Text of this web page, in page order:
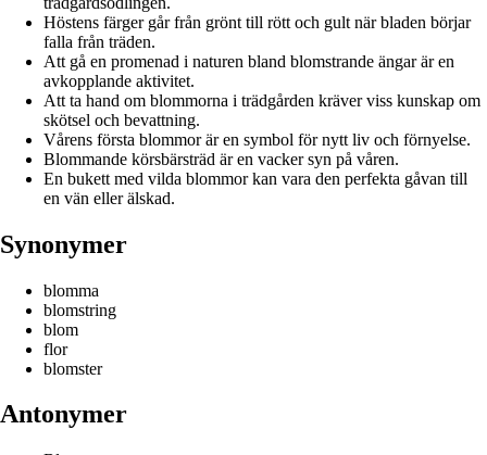
Höstens färger går från grönt till rött och gult när bladen börjar
falla från träden.
Att gå en promenad i naturen bland blomstrande ängar är en
avkopplande aktivitet.
Att ta hand om blommorna i trädgården kräver viss kunskap om
skötsel och bevattning.
Vårens första blommor är en symbol för nytt liv och förnyelse.
Blommande körsbärsträd är en vacker syn på våren.
En bukett med vilda blommor kan vara den perfekta gåvan till
en vän eller älskad.
Synonymer
blomma
blomstring
blom
flor
blomster
Antonymer